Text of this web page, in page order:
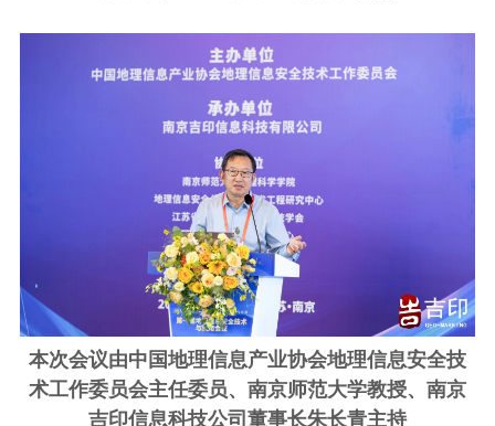
本次会议由中国地理信息产业协会地理信息安全技
术工作委员会主任委员、 南京师范大学教授、南京
吉印信息科技公司董事长朱长青主持